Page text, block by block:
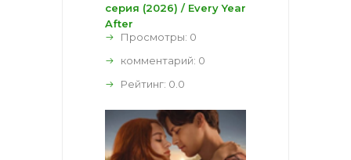
серия (2026) / Every Year
After
Просмотры: 0
комментарий: 0
Рейтинг: 0.0